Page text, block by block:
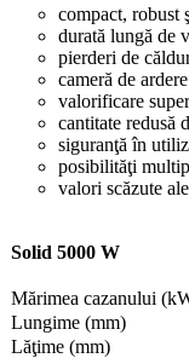
compact, robust
durată lungă de
pierderi de
cameră de
valorificare
cantitate redusă
siguranţă în
posibilităţi
valori scăzute
Solid 5000 W
Mărimea cazanului
Lungime (mm)
Lăţime (mm)